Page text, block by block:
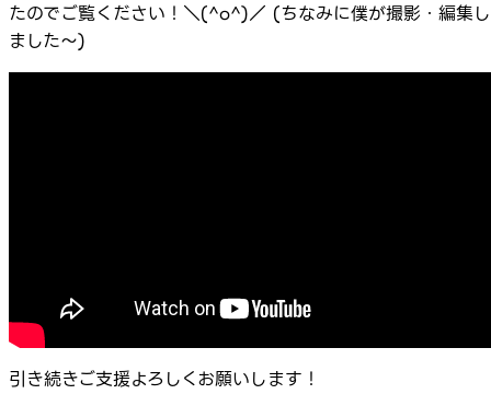
たのでご覧ください！＼(^o^)／ (ちなみに僕が撮影・編集し
ました～)
引き続きご支援よろしくお願いします！